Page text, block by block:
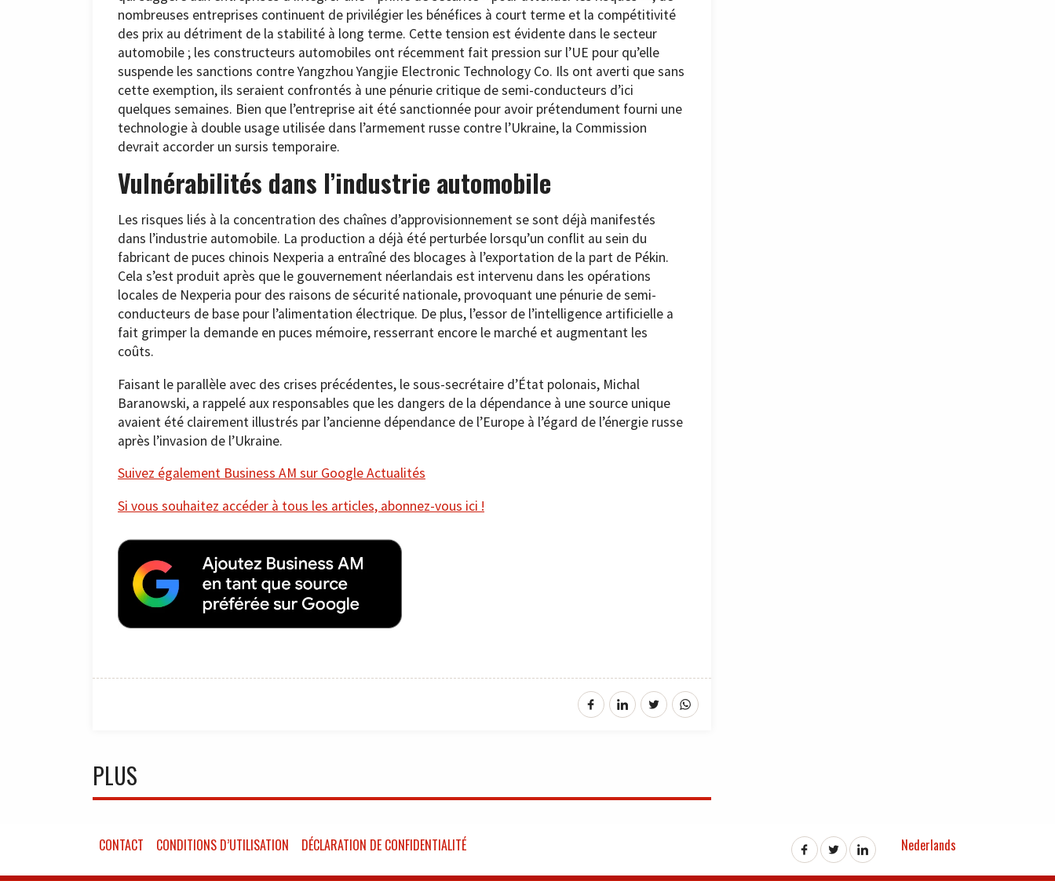
nombreuses entreprises continuent de privilégier les bénéfices à court terme et la compétitivité
des prix au détriment de la stabilité à long terme. Cette tension est évidente dans le secteur
automobile ; les constructeurs automobiles ont récemment fait pression sur l’UE pour qu’elle
suspende les sanctions contre Yangzhou Yangjie Electronic Technology Co. Ils ont averti que sans
cette exemption, ils seraient confrontés à une pénurie critique de semi-conducteurs d’ici
quelques semaines. Bien que l’entreprise ait été sanctionnée pour avoir prétendument fourni une
technologie à double usage utilisée dans l’armement russe contre l’Ukraine, la Commission
devrait accorder un sursis temporaire.
Vulnérabilités dans l’industrie automobile
Les risques liés à la concentration des chaînes d’approvisionnement se sont déjà manifestés
dans l’industrie automobile. La production a déjà été perturbée lorsqu’un conflit au sein du
fabricant de puces chinois Nexperia a entraîné des blocages à l’exportation de la part de Pékin.
Cela s’est produit après que le gouvernement néerlandais est intervenu dans les opérations
locales de Nexperia pour des raisons de sécurité nationale, provoquant une pénurie de semi-
conducteurs de base pour l’alimentation électrique. De plus, l’essor de l’intelligence artificielle a
fait grimper la demande en puces mémoire, resserrant encore le marché et augmentant les
coûts.
Faisant le parallèle avec des crises précédentes, le sous-secrétaire d’État polonais, Michal
Baranowski, a rappelé aux responsables que les dangers de la dépendance à une source unique
avaient été clairement illustrés par l’ancienne dépendance de l’Europe à l’égard de l’énergie russe
après l’invasion de l’Ukraine.
Suivez également Business AM sur Google Actualités
Si vous souhaitez accéder à tous les articles, abonnez-vous ici !
PLUS
CONTACT CONDITIONS D’UTILISATION DÉCLARATION DE CONFIDENTIALITÉ Nederlands